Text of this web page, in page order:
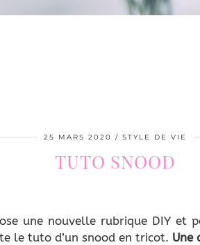
25 MARS 2020 STYLE DE VIE
TUTO SNOOD
une nouvelle rubrique DIY et
le tuto d’un snood en tricot. Une